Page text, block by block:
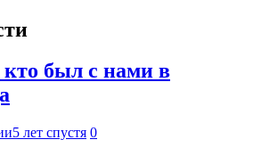
был с нами в
5 лет спустя 0